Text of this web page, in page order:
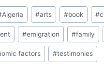
Algeria #arts #book #
#emigration #family
factors #testimonies